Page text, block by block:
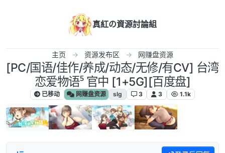
真紅の資源討論組
主页 资源发布区 网赚盘资源
[PC/国语/佳作/养成/动态/无修/有CV] 台湾
恋爱物语⁵ 官中 [1+5G][百度盘]
已移动 网赚盘资源 slg 3 3 1.1k